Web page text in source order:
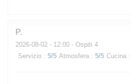
P
2026-08-02 - 12:00 - Ospiti 4
Servizio : 5/5 Atmosfera : 5/5 Cucina :